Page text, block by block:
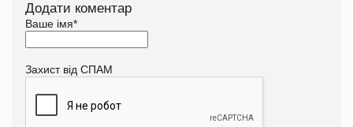
Додати коментар
Ваше імя*
Захист від СПАМ